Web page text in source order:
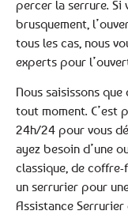
percer la serrure.
brusquement,
tous les cas, nous
experts pour
Nous saisissons
tout moment. C’est
24h/24 pour vous
ayez besoin d’une
classique, de
un serrurier pour
Assistance